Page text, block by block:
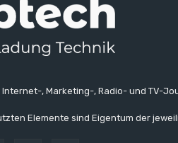
, Marketing-, Radio- und TV-
Elemente sind Eigentum der